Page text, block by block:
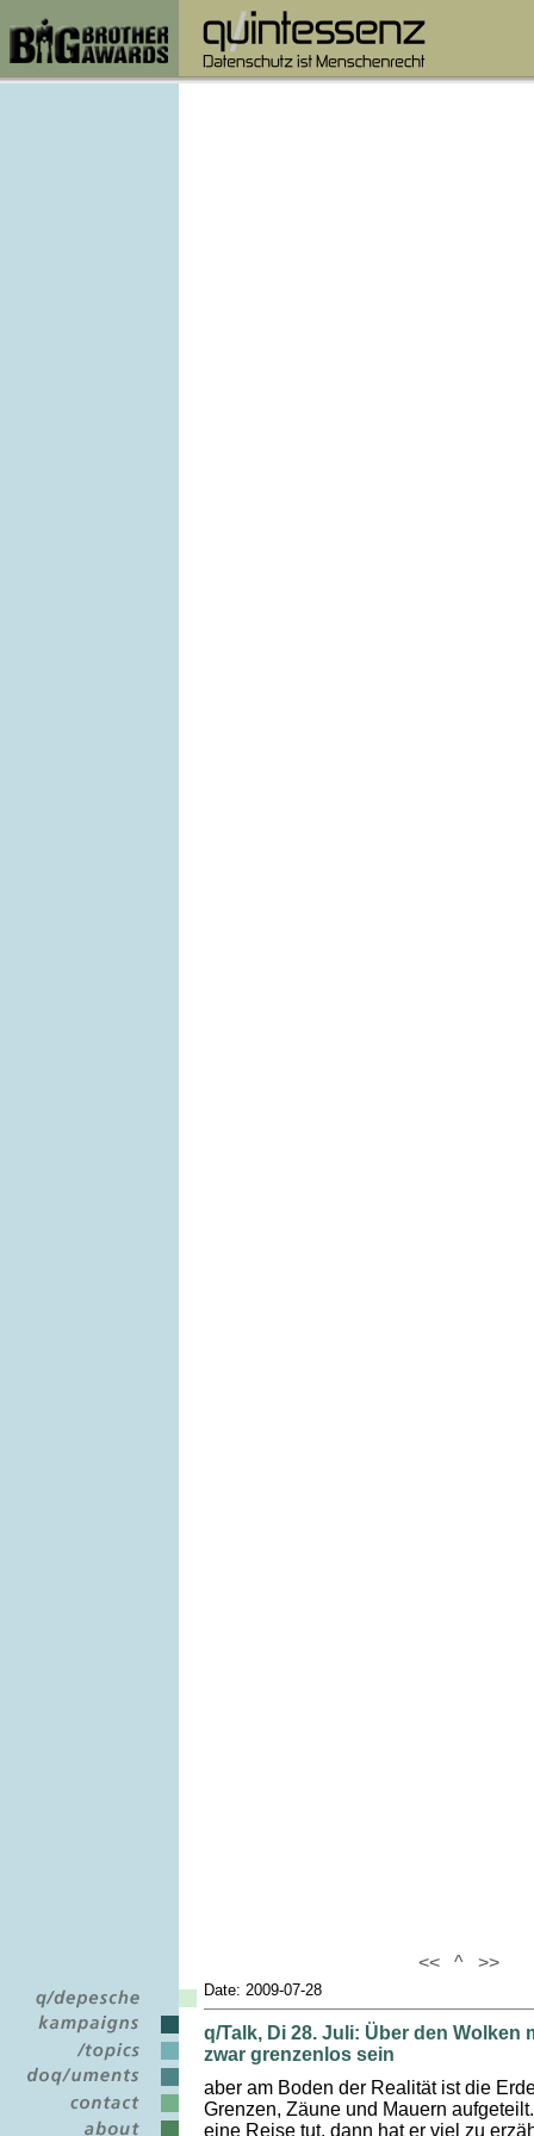
<< ^ >>
Date: 2009-07-28
q/Talk, Di 28. Juli: Über den Wolken
zwar grenzenlos sein
aber am Boden der Realität ist die
Grenzen, Zäune und Mauern
eine Reise tut, dann hat er viel zu